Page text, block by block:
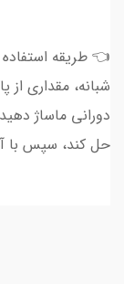
👈 طریقه
شبانه، مقداری
دورانی ماساژ
حل کند، سپس با